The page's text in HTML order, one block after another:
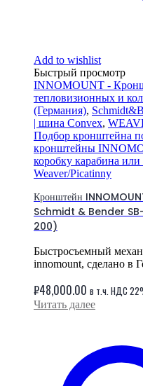
Add to wishlist
Быстрый просмотр
INNOMOUNT -
тепловизионных и
(Германия),
| шина Convex,
Подбор кронштейна
кронштейны
коробку карабина
Weaver/Picatinny
Кронштейн
Schmidt & Bender
200)
Быстросъемный
innomount, сделано в
₽48,000.00 в т.ч. НДС
Читать далее